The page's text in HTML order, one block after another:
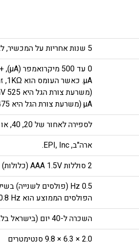
5 שנות אחריות על המכשיר, לא לרבות אביזרים
µA (משרעת צורת הגל היא 475 mV).
לספירה לאחור של 20, 40, או 60 דקות
ארה"ב, EPI, Inc.
2 סוללות AAA 1.5V (כלולות)
הפולסים הממוצע הוא ‎0.8 Hz‏.
השכרה ל-40 יום (בישראל בלבד),
2.0 × 6.3 × 9.8 סנטימטרים